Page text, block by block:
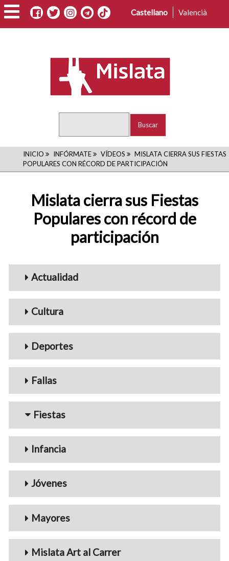
Pasar
al
contenido
Castellano Valencià
RUTA
DE
NAVEGACIÓN
INICIO INFÓRMATE VÍDEOS
MISLATA CIERRA SUS FIESTAS
POPULARES CON RÉCORD DE PARTICIPACIÓN
Mislata cierra sus Fiestas
Populares con récord de
participación
Menu_Videos
Actualidad
Cultura
Deportes
Fallas
Fiestas
Infancia
Jóvenes
Mayores
Mislata Art al Carrer